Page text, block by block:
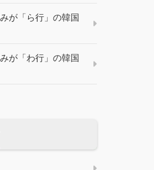
が「ら行」の韓国
が「わ行」の韓国